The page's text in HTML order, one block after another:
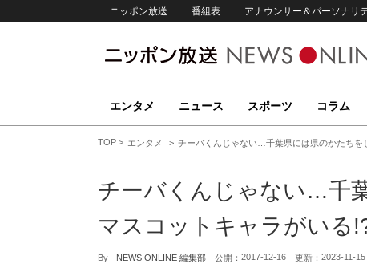
ニッポン放送 番組表 アナウンサー＆パーソナリ
エンタメ ニュース スポーツ コラム
TOP エンタメ チーバくんじゃない…千葉県には県のかたちを
チーバくんじゃない…千
マスコットキャラがいる
By - NEWS ONLINE 編集部 公開： 2017-12-16 更新： 2023-11-15